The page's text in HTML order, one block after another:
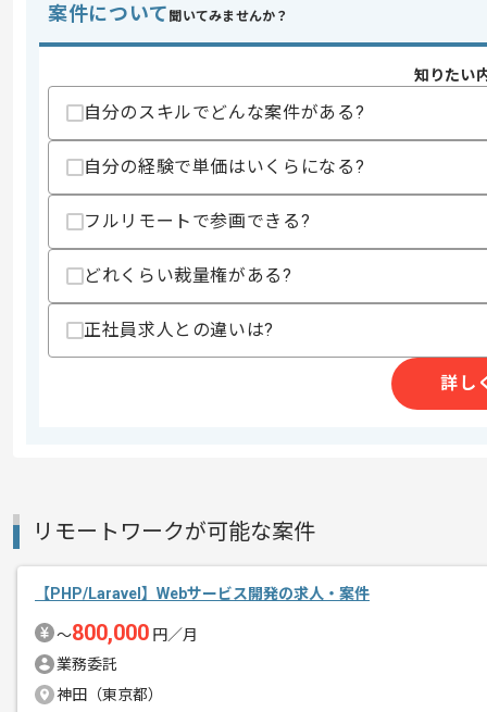
スキル
・PHPでの開発経験
・PostgreSQLの経験
・Laraveの経験
・PostgreSQLのチューニング経験
スキルに不安がある方へ
上記に似た経験やスキルをお持ちであれば申
精算・お支払い
精算条件
精算基準時間
エージェントからのコ
メント
基本設計から一貫して携わっていただく
案件について 聞いてみませんか？
知りたい
自分のスキルでどんな案件がある?
自分の経験で単価はいくらになる?
フルリモートで参画できる?
どれくらい裁量権がある?
正社員求人との違いは?
詳し
リモートワークが可能な案件
【PHP/Laravel】Webサービス開発の求人・案件
〜800,000 円／月
業務委託
神田（東京都）